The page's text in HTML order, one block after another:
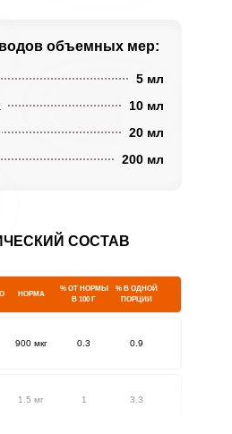
объемных мер:
5 мл
10 мл
20 мл
200 мл
СОСТАВ
НОРМА
% ОТ НОРМЫ
В 100 Г
% В ОДНОЙ
ПОРЦИИ
900 мкг 0.3 0.9
1.5 мг 1 3.3